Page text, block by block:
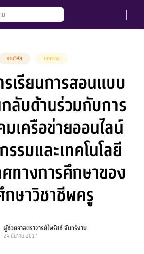
งานวิจัย บทความ
เรียนการสอนแบบ
ลับด้านร่วมกับการ
เครือข่ายออนไลน์
รมและเทคโนโลยี
ทางการศึกษาของ
ษาวิชาชีพครู
ผู้ช่วยศาสตราจารย์ไพรัชช์ จันทร์งาม
24 มีนาคม 2017